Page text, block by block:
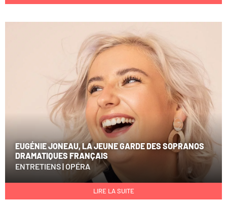
EUGÉNIE JONEAU, LA JEUNE GARDE DES SOPRANOS
DRAMATIQUES FRANÇAIS
ENTRETIENS| OPÉRA
LIRE LA SUITE